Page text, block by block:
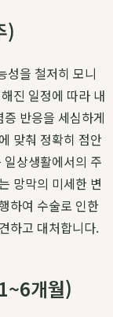
)
성을 철저히 모니
진 일정에 따라 내
반응을 세심하게
맞춰 정확히 점안
상생활에서의 주
망막의 미세한 변
하여 수술로 인한
하고 대처합니다.
개월)